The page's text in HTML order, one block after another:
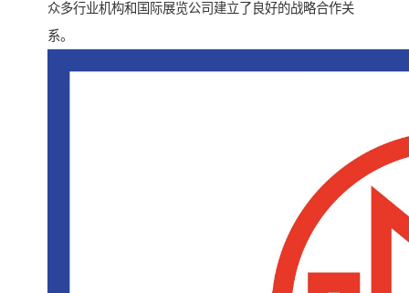
众多行业机构和国际展览公司建立了良好的战略合作关
系。